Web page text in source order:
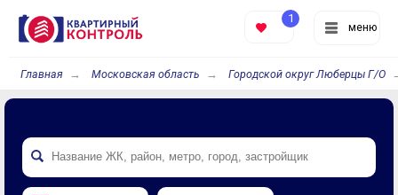
меню
1
Главная Московская область Городской округ Люберцы Г/О